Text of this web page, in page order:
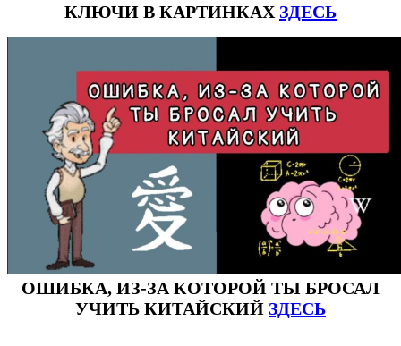
КЛЮЧИ В КАРТИНКАХ ЗДЕСЬ
ОШИБКА, ИЗ-ЗА КОТОРОЙ ТЫ БРОСАЛ
УЧИТЬ КИТАЙСКИЙ ЗДЕСЬ